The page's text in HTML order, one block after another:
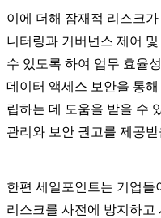
이에 더해 잠재적 리스크
니터링과 거버넌스 제어
수 있도록 하여 업무 효율
데이터 액세스 보안을 통
립하는 데 도움을 받을 수
관리와 보안 권고를 제공
한편 세일포인트는 기업
리스크를 사전에 방지하고